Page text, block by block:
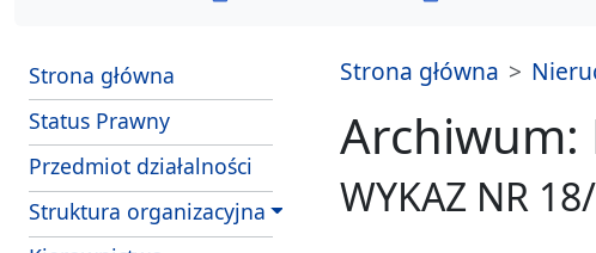
Strona główna
Status Prawny
Przedmiot działalności
Struktura organizacyjna
Strona główna
Archiwum:
WYKAZ NR